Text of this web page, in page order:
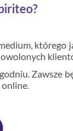
Zawsze